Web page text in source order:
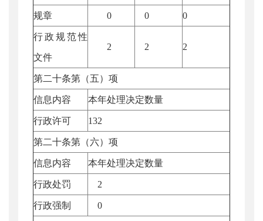
规章 0 0 0
行政规范性
文件
2 2 2
第二十条第（五）项
信息内容 本年处理决定数量
行政许可 132
第二十条第（六）项
信息内容 本年处理决定数量
行政处罚 2
行政强制 0